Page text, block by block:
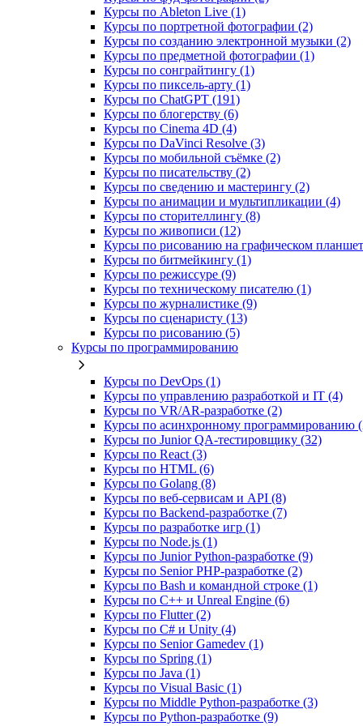
Курсы по Ableton Live (1)
Курсы по портретной фотографии (2)
Курсы по созданию электронной музыки (2)
Курсы по предметной фотографии (1)
Курсы по сонграйтингу (1)
Курсы по пиксель-арту (1)
Курсы по ChatGPT (191)
Курсы по блогерству (6)
Курсы по Cinema 4D (4)
Курсы по DaVinci Resolve (3)
Курсы по мобильной съёмке (2)
Курсы по писательству (2)
Курсы по сведению и мастерингу (2)
Курсы по анимации и мультипликации (4)
Курсы по сторителлингу (8)
Курсы по живописи (12)
Курсы по рисованию на графическом
Курсы по битмейкингу (1)
Курсы по режиссуре (9)
Курсы по техническому писателю (1)
Курсы по журналистике (9)
Курсы по сценаристу (13)
Курсы по рисованию (5)
Курсы по программированию
Курсы по DevOps (1)
Курсы по управлению разработкой и IT (4)
Курсы по VR/AR‑разработке (2)
Курсы по асинхронному программированию
Курсы по Junior QA-тестировщику (32)
Курсы по React (3)
Курсы по HTML (6)
Курсы по Golang (8)
Курсы по веб‑сервисам и API (8)
Курсы по Backend‑разработке (7)
Курсы по разработке игр (1)
Курсы по Node.js (1)
Курсы по Junior Python-разработке (9)
Курсы по Senior PHP-разработке (2)
Курсы по Bash и командной строке (1)
Курсы по C++ и Unreal Engine (6)
Курсы по Flutter (2)
Курсы по C# и Unity (4)
Курсы по Senior Gamedev (1)
Курсы по Spring (1)
Курсы по Java (1)
Курсы по Visual Basic (1)
Курсы по Middle Python-разработке (3)
Курсы по Python-разработке (9)